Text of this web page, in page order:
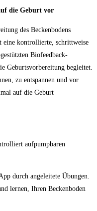
die Geburt vor
des Beckenbodens
eine kontrollierte, schrittweise
Biofeedback-
Geburtsvorbereitung begleitet.
zu entspannen und vor
auf die Geburt
aufpumpbaren
durch angeleitete Übungen.
lernen, Ihren Beckenboden